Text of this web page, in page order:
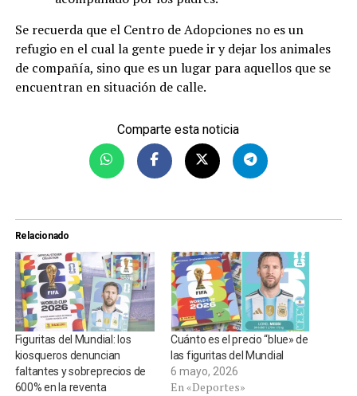
Se recuerda que el Centro de Adopciones no es un
refugio en el cual la gente puede ir y dejar los animales
de compañía, sino que es un lugar para aquellos que se
encuentran en situación de calle.
Comparte esta noticia
Relacionado
Figuritas del Mundial: los
kiosqueros denuncian
faltantes y sobreprecios de
600% en la reventa
Cuánto es el precio “blue» de
las figuritas del Mundial
6 mayo, 2026
En «Deportes»